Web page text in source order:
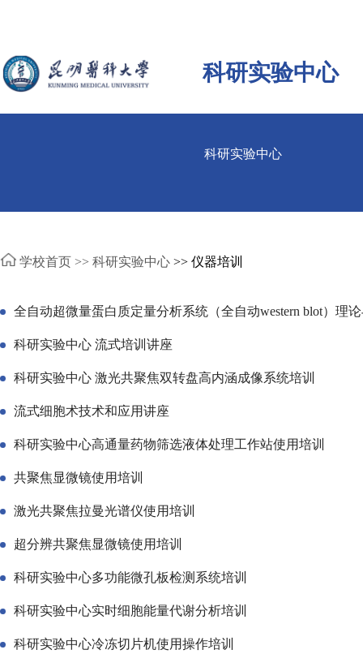
科研实验中心
科研实验中心
学校首页 >> 科研实验中心 >> 仪器培训
全自动超微量蛋白质定量分析系统（全自动western blot）理
科研实验中心 流式培训讲座
科研实验中心 激光共聚焦双转盘高内涵成像系统培训
流式细胞术技术和应用讲座
科研实验中心高通量药物筛选液体处理工作站使用培训
共聚焦显微镜使用培训
激光共聚焦拉曼光谱仪使用培训
超分辨共聚焦显微镜使用培训
科研实验中心多功能微孔板检测系统培训
科研实验中心实时细胞能量代谢分析培训
科研实验中心冷冻切片机使用操作培训